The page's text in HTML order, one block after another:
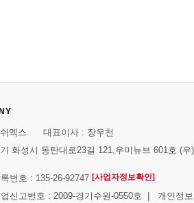
쉬멕스 대표이사 : 장우천
화성시 동탄대로23길 121,우미뉴브 601호 (우
번호 : 135-26-92747 [사업자정보확인]
신고번호 : 2009-경기수원-0550호 | 개인정